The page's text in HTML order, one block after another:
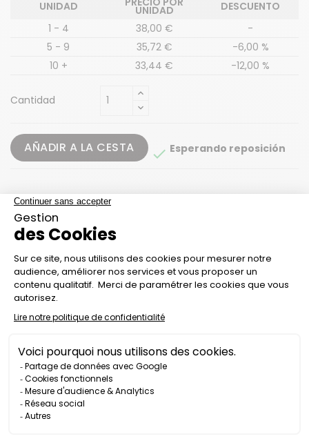
UNIDAD UNIDAD
DESCUENTO
1 - 4
38,00 €
-
5 - 9
35,72 €
-6,00 %
10 +
33,44 € -12,00 %
Cantidad
AÑADIR A LA CESTA  Esperando reposición
Descripción
BALIZA LED RECARGABLE -
AZUL
PARA ESTUCHE BS5 K-SIGN PROLUTECH
ESPECIFICACIONES TÉCNICAS:
Iluminación giratoria: 9 horas
Cuádruple destello: 9 am
Intermitente único: 60 h
Señal de giro alternativa: 9 a.m.